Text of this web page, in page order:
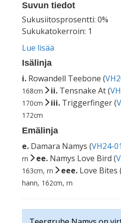
Suvun tiedot
Sukusiitosprosentti: 0%
Sukukatokerroin: 1
Lue lisää
Isälinja
i. Rowandell Teebone (
168cm
ii. Tensnake At (
170cm
iii. Triggerfinger (
172cm
Emälinja
e. Damara Namys (VH24-
rn
ee. Namys Love Bird (
163cm, rn
eee. Love Bites (
hann, 162cm, rn